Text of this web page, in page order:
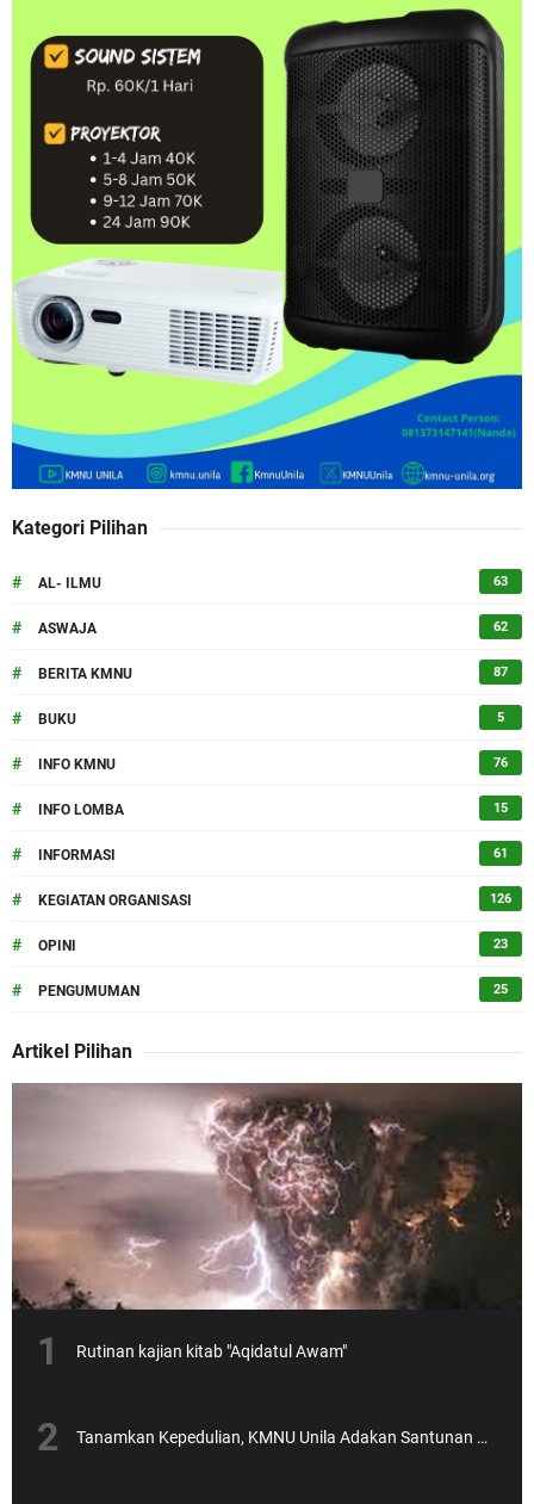
Kategori Pilihan
# AL- ILMU 63
# ASWAJA 62
# BERITA KMNU 87
# BUKU 5
# INFO KMNU 76
# INFO LOMBA 15
# INFORMASI 61
# KEGIATAN ORGANISASI 126
# OPINI 23
# PENGUMUMAN 25
Artikel Pilihan
Rutinan kajian kitab "Aqidatul Awam"
Tanamkan Kepedulian, KMNU Unila Adakan Santunan Anak Yatim